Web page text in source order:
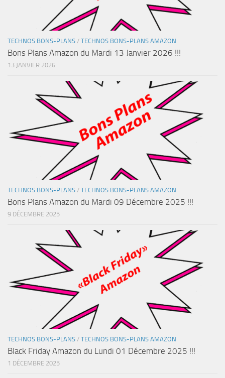
TECHNOS BONS-PLANS / TECHNOS BONS-PLANS AMAZON
Bons Plans Amazon du Mardi 13 Janvier 2026 !!!
13 JANVIER 2026
TECHNOS BONS-PLANS / TECHNOS BONS-PLANS AMAZON
Bons Plans Amazon du Mardi 09 Décembre 2025 !!!
9 DÉCEMBRE 2025
TECHNOS BONS-PLANS / TECHNOS BONS-PLANS AMAZON
Black Friday Amazon du Lundi 01 Décembre 2025 !!!
1 DÉCEMBRE 2025